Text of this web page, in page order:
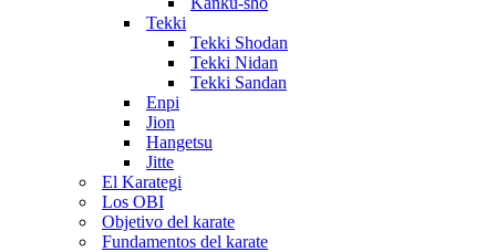
Tekki
Tekki Shodan
Tekki Nidan
Tekki Sandan
Enpi
Jion
Hangetsu
Jitte
El Karategi
Los OBI
Objetivo del karate
Fundamentos del karate